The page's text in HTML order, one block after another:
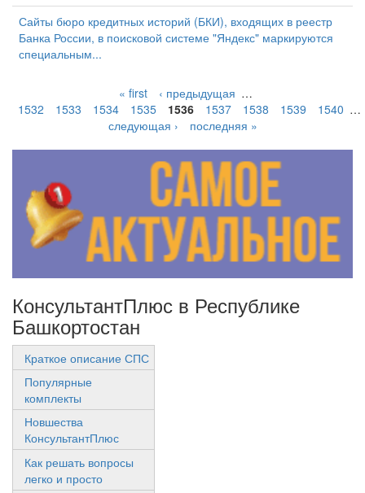
Сайты бюро кредитных историй (БКИ), входящих в реестр
Банка России, в поисковой системе "Яндекс" маркируются
специальным...
« first ‹ предыдущая …
1532
1533 1534 1535 1536 1537 1538 1539 1540 …
следующая ›
последняя »
КонсультантПлюс в Республике
Башкортостан
Краткое описание СПС
Популярные
комплекты
Новшества
КонсультантПлюс
Как решать вопросы
легко и просто